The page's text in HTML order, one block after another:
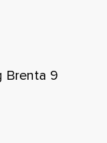
Brenta 9